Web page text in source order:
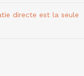
directe est la seule